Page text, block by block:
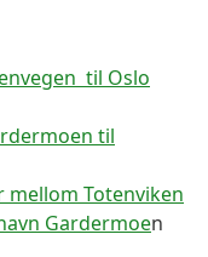
til Oslo
til
mellom Totenviken
Gardermoen